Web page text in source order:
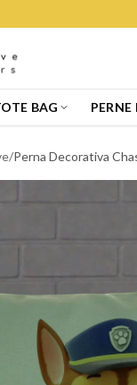
BAG
/Perna Decorativa